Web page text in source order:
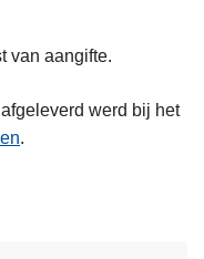
van aangifte.
werd bij het
.